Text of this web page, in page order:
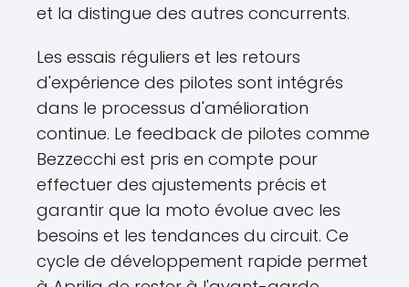
et la distingue des autres concurrents.
Les essais réguliers et les retours
d'expérience des pilotes sont intégrés
dans le processus d'amélioration
continue. Le feedback de pilotes comme
Bezzecchi est pris en compte pour
effectuer des ajustements précis et
garantir que la moto évolue avec les
besoins et les tendances du circuit. Ce
cycle de développement rapide permet